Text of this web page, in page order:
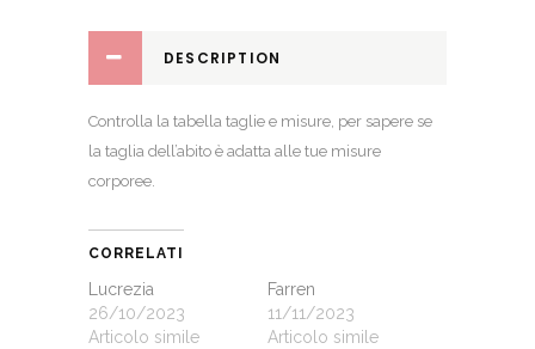
DESCRIPTION
Controlla la tabella taglie e misure, per sapere se
la taglia dell’abito è adatta alle tue misure
corporee.
CORRELATI
Lucrezia
26/10/2023
Articolo simile
Farren
11/11/2023
Articolo simile